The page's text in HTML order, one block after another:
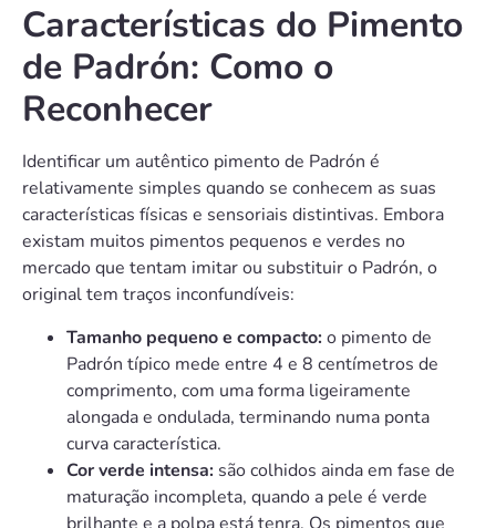
Características do Pimento
de Padrón: Como o
Reconhecer
Identificar um autêntico pimento de Padrón é
relativamente simples quando se conhecem as suas
características físicas e sensoriais distintivas. Embora
existam muitos pimentos pequenos e verdes no
mercado que tentam imitar ou substituir o Padrón, o
original tem traços inconfundíveis:
Tamanho pequeno e compacto:o pimento de
Padrón típico mede entre 4 e 8 centímetros de
comprimento, com uma forma ligeiramente
alongada e ondulada, terminando numa ponta
curva característica.
Cor verde intensa: são colhidos ainda em fase de
maturação incompleta, quando a pele é verde